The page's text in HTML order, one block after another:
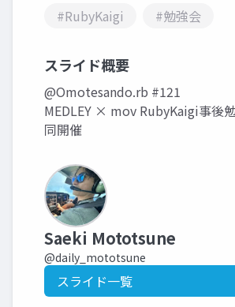
#RubyKaigi
#勉強会
スライド概要
@Omotesando.rb #121
MEDLEY × mov RubyKaigi事後
同開催
Saeki Mototsune
@daily_mototsune
スライド一覧